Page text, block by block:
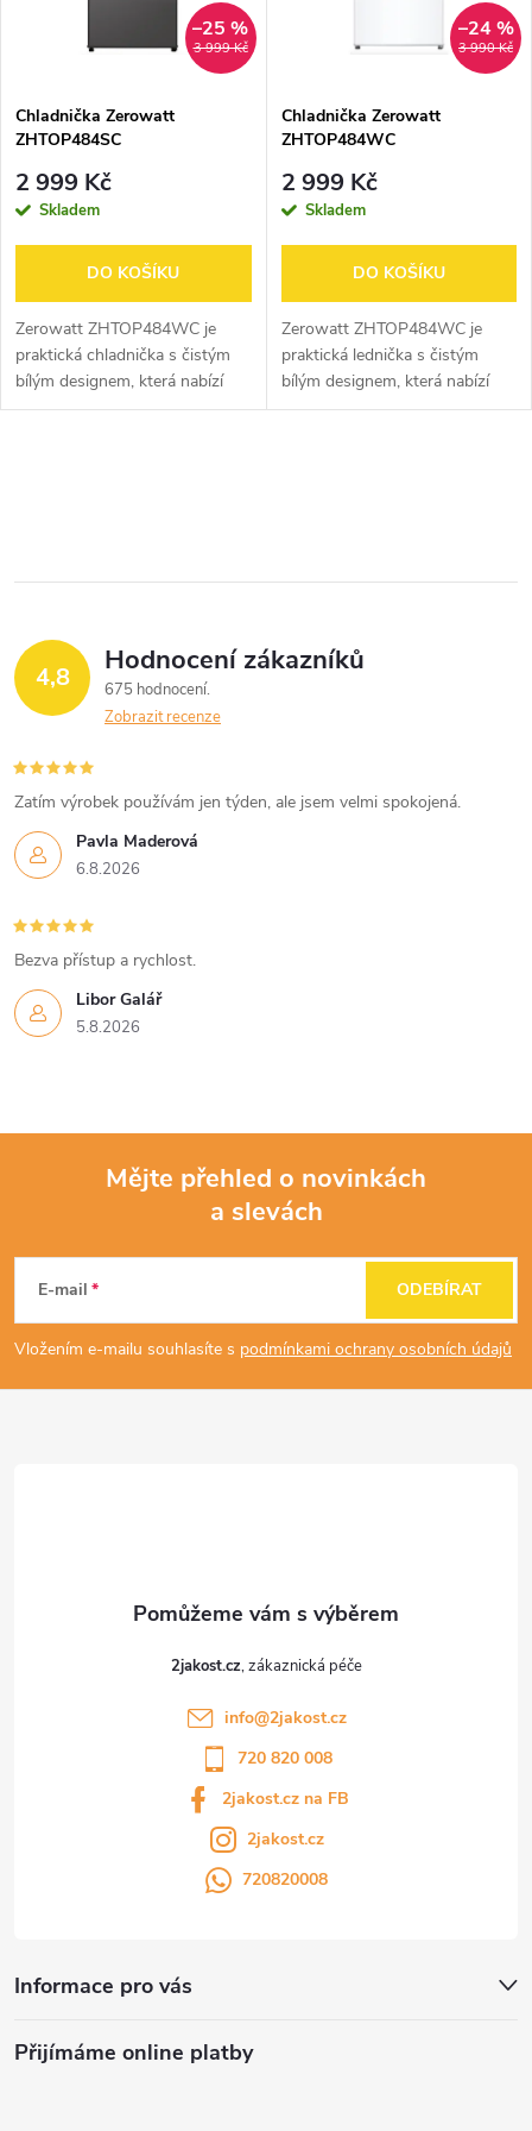
p
r
o
d
u
s
p
r
d
u
ů
3 999 Kč
–25 %
Chladnička Zerowatt
ZHTOP484SC
2 999 Kč
Skladem
DO KOŠÍKU
Zerowatt ZHTOP484WC je
praktická chladnička s čistým
bílým designem, která nabízí
spolehlivé chlazení a přehledné
3 990 Kč
–24 %
Chladnička Zerowatt
ZHTOP484WC
2 999 Kč
Skladem
DO KOŠÍKU
Zerowatt ZHTOP484WC je
praktická lednička s čistým
bílým designem, která nabízí
spolehlivé chlazení a přehledné
l
d
a
c
í
p
r
v
k
y
ý
u
4,8 Hodnocení zákazníků
675 hodnocení
Zobrazit recenze
Pavla Maderová
6.8.2026
Zatím výrobek používám jen týden, ale jsem velmi spokojená.
Libor Galář
5.8.2026
Bezva přístup a rychlost.
p
a
Mějte přehled o novinkách
a slevách
E-mail
Vložením e-mailu souhlasíte s podmínkami ochrany osobních údajů
ODEBÍRAT
2jakost.cz
info@2jakost.cz
720 820 008
2jakost.cz na FB
2jakost.cz
720820008
Informace pro vás
Přijímáme online platby